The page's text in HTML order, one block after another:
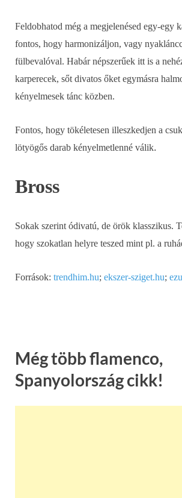
Feldobhatod még a megjelenésed egy-egy
fontos, hogy harmonizáljon, vagy
fülbevalóval. Habár népszerűek itt is a
karperecek, sőt divatos őket egymásra
kényelmesek tánc közben.
Fontos, hogy tökéletesen illeszkedjen a
lötyögős darab kényelmetlenné válik.
Bross
Sokak szerint ódivatú, de örök klasszikus.
hogy szokatlan helyre teszed mint pl. a
Források: trendhim.hu; ekszer-sziget.hu;
Még több flamenco,
Spanyolország cikk!